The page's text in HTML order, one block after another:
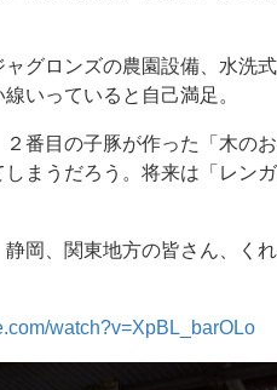
グロンズの農園設備、水洗
いっていると自己満足。
番目の子豚が作った「木の
まうだろう。将来は「レンガ
岡、関東地方の皆さん、く
watch?v=XpBL_barOLo